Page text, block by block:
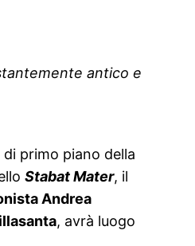
antico e
di primo piano della
Stabat Mater, il
Andrea
, avrà luogo